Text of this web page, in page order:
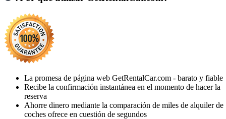
La promesa de página web GetRentalCar.com - barato y fiable
Recibe la confirmación instantánea en el momento de hacer la
reserva
Ahorre dinero mediante la comparación de miles de alquiler de
coches ofrece en cuestión de segundos